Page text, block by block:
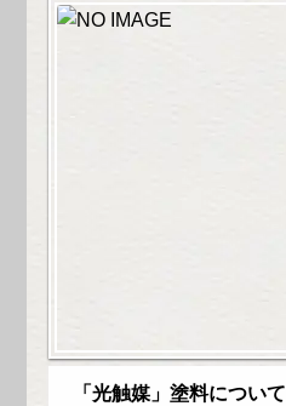
「光触媒」塗料について